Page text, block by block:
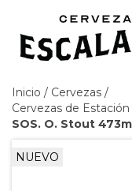
Inicio / Cervezas /
Cervezas de
SOS. O. Stout
NUEVO